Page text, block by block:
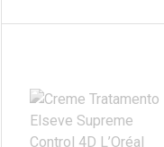
Laboratório
Por Menos